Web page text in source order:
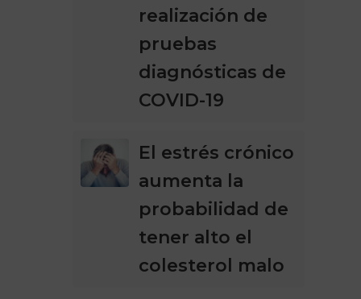
realización de
pruebas
diagnósticas de
COVID-19
El estrés crónico
aumenta la
probabilidad de
tener alto el
colesterol malo